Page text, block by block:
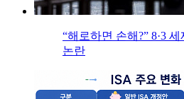
“해로하면 손해?” 8·3
논란